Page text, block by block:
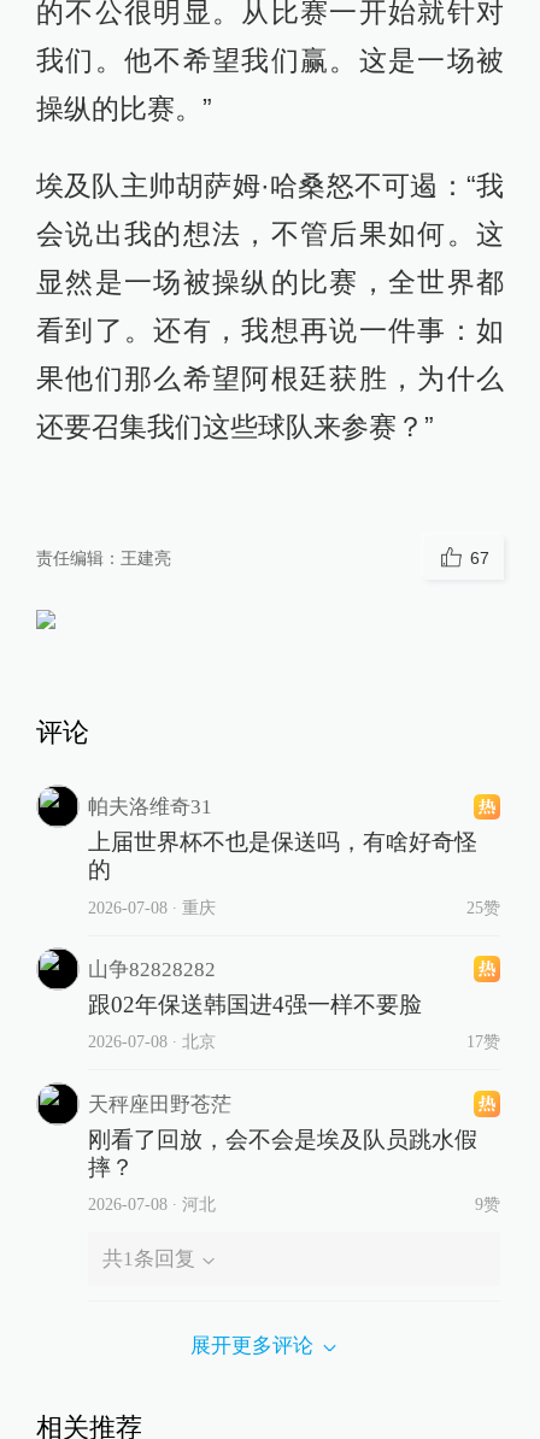
的不公很明显。从比赛一开始就针对
我们。他不希望我们赢。这是一场被
操纵的比赛。”
埃及队主帅胡萨姆·哈桑怒不可遏：“我
会说出我的想法，不管后果如何。这
显然是一场被操纵的比赛，全世界都
看到了。还有，我想再说一件事：如
果他们那么希望阿根廷获胜，为什么
还要召集我们这些球队来参赛？”
责任编辑： 王建亮 67
评论
帕夫洛维奇31
上届世界杯不也是保送吗，有啥好奇怪
的
2026-07-08∙ 重庆 25赞
山争82828282
跟02年保送韩国进4强一样不要脸
2026-07-08∙ 北京 17赞
天秤座田野苍茫
刚看了回放，会不会是埃及队员跳水假
摔？
2026-07-08∙ 河北 9赞
共1条回复
展开更多评论
相关推荐